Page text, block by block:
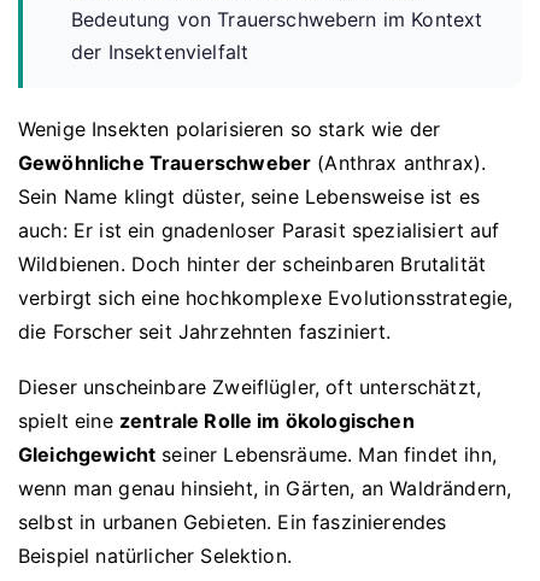
Bedeutung von Trauerschwebern im Kontext
der Insektenvielfalt
Wenige Insekten polarisieren so stark wie der
Gewöhnliche Trauerschweber (Anthrax anthrax).
Sein Name klingt düster, seine Lebensweise ist es
auch: Er ist ein gnadenloser Parasit spezialisiert auf
Wildbienen. Doch hinter der scheinbaren Brutalität
verbirgt sich eine hochkomplexe Evolutionsstrategie,
die Forscher seit Jahrzehnten fasziniert.
Dieser unscheinbare Zweiflügler, oft unterschätzt,
spielt eine zentrale Rolle im ökologischen
Gleichgewicht seiner Lebensräume. Man findet ihn,
wenn man genau hinsieht, in Gärten, an Waldrändern,
selbst in urbanen Gebieten. Ein faszinierendes
Beispiel natürlicher Selektion.